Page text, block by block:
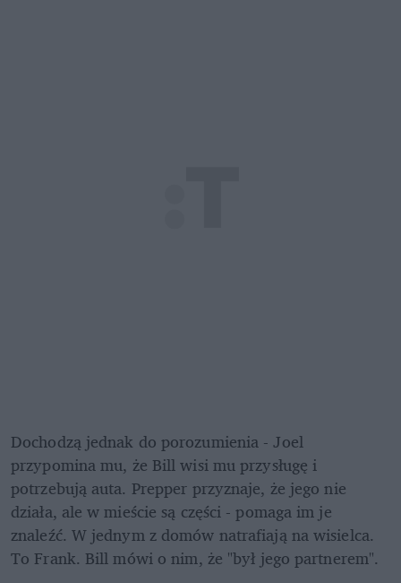
Dochodzą jednak do porozumienia - Joel
przypomina mu, że Bill wisi mu przysługę i
potrzebują auta. Prepper przyznaje, że jego nie
działa, ale w mieście są części - pomaga im je
znaleźć. W jednym z domów natrafiają na wisielca.
To Frank. Bill mówi o nim, że "był jego partnerem".